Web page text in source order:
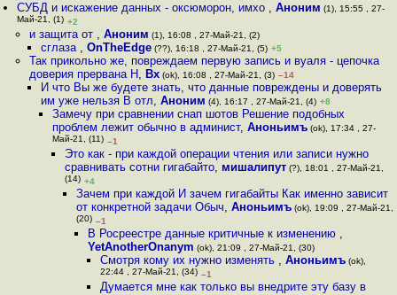
СУБД и искажение данных - оксюморон, имхо ,Аноним (1), 15:55 , 27-
Май-21, (1) +2
и защита от , Аноним (1), 16:08 , 27-Май-21, (2)
сглаза , OnTheEdge(??), 16:18 , 27-Май-21, (5) +5
Так прикольно же, повреждаем первую запись и вуаля - цепочка
доверия прервана Н, Bx(ok), 16:08 , 27-Май-21, (3) –14
И что Вы же будете знать, что данные повреждены и доверять
им уже нельзя В отл, Аноним (4), 16:17 , 27-Май-21, (4) +8
Замечу при сравнении снап шотов Решение подобных
проблем лежит обычно в админист,Аноньимъ (ok), 17:34 , 27-
Май-21, (11) –1
Это как - при каждой операции чтения или записи нужно
сравнивать сотни гигабайто, мишалипут(?), 18:01 , 27-Май-21,
(14) +4
Зачем при каждой И зачем гигабайты Как именно зависит
от конкретной задачи Обыч, Аноньимъ(ok), 19:09 , 27-Май-21,
(20) –1
В Росреестре данные критичные к изменению ,
YetAnotherOnanym (ok), 21:09 , 27-Май-21, (30)
Смотря кому их нужно изменять , Аноньимъ(ok),
22:44 , 27-Май-21, (34) –1
Думается мне как только вы внедрите эту базу в